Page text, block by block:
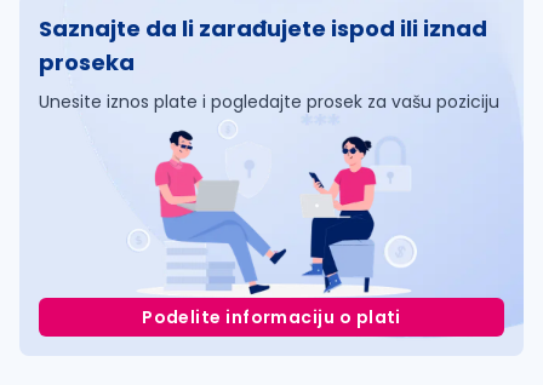
Saznajte da li zarađujete ispod ili iznad
proseka
Unesite iznos plate i pogledajte prosek za vašu poziciju
Podelite informaciju o plati